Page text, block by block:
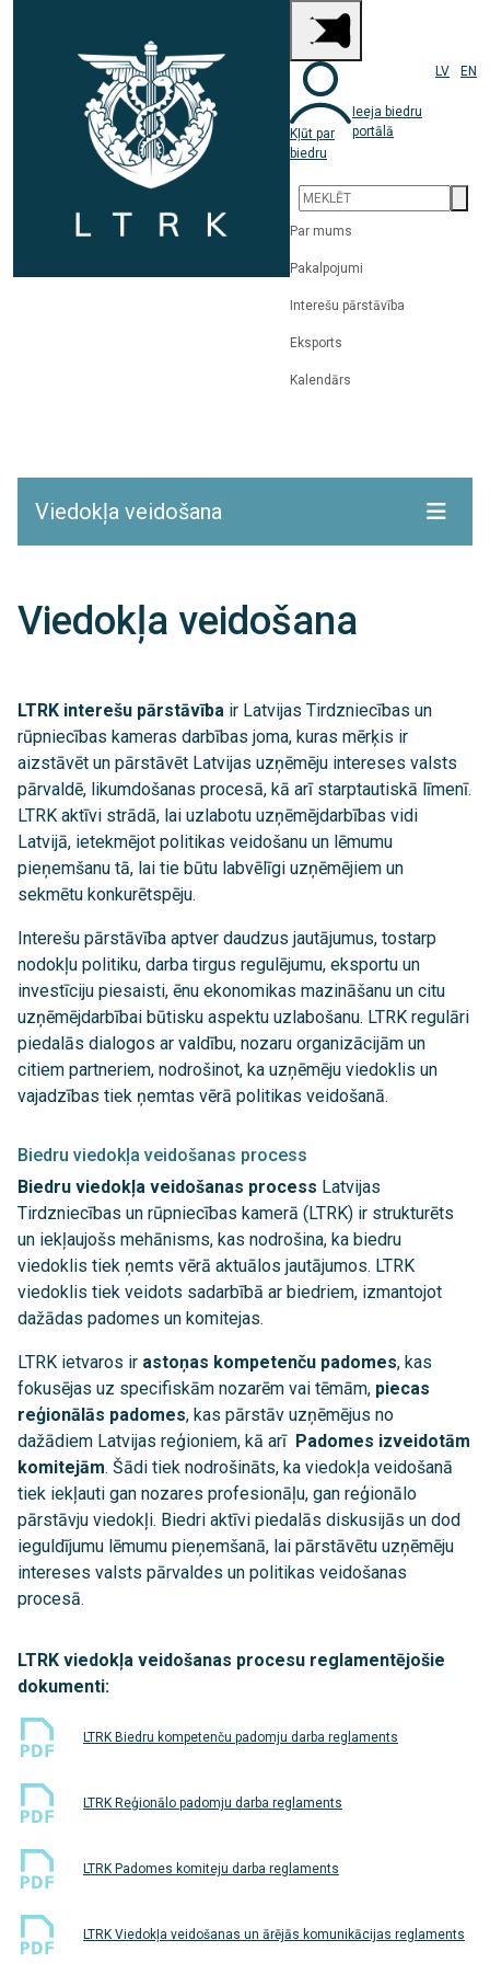
Kļūt par
biedru
Ieeja biedru
portālā
LV EN
Par mums
Pakalpojumi
Interešu pārstāvība
Eksports
Kalendārs
Viedokļa veidošana
Viedokļa veidošana
LTRK interešu pārstāvība ir Latvijas Tirdzniecības un
rūpniecības kameras darbības joma, kuras mērķis ir
aizstāvēt un pārstāvēt Latvijas uzņēmēju intereses valsts
pārvaldē, likumdošanas procesā, kā arī starptautiskā līmenī.
LTRK aktīvi strādā, lai uzlabotu uzņēmējdarbības vidi
Latvijā, ietekmējot politikas veidošanu un lēmumu
pieņemšanu tā, lai tie būtu labvēlīgi uzņēmējiem un
sekmētu konkurētspēju.
Interešu pārstāvība aptver daudzus jautājumus, tostarp
nodokļu politiku, darba tirgus regulējumu, eksportu un
investīciju piesaisti, ēnu ekonomikas mazināšanu un citu
uzņēmējdarbībai būtisku aspektu uzlabošanu. LTRK regulāri
piedalās dialogos ar valdību, nozaru organizācijām un
citiem partneriem, nodrošinot, ka uzņēmēju viedoklis un
vajadzības tiek ņemtas vērā politikas veidošanā.
Biedru viedokļa veidošanas process
Biedru viedokļa veidošanas process Latvijas
Tirdzniecības un rūpniecības kamerā (LTRK) ir strukturēts
un iekļaujošs mehānisms, kas nodrošina, ka biedru
viedoklis tiek ņemts vērā aktuālos jautājumos. LTRK
viedoklis tiek veidots sadarbībā ar biedriem, izmantojot
dažādas padomes un komitejas.
LTRK ietvaros ir astoņas kompetenču padomes, kas
fokusējas uz specifiskām nozarēm vai tēmām, piecas
reģionālās padomes, kas pārstāv uzņēmējus no
dažādiem Latvijas reģioniem, kā arī Padomes izveidotām
komitejām. Šādi tiek nodrošināts, ka viedokļa veidošanā
tiek iekļauti gan nozares profesionāļu, gan reģionālo
pārstāvju viedokļi. Biedri aktīvi piedalās diskusijās un dod
ieguldījumu lēmumu pieņemšanā, lai pārstāvētu uzņēmēju
intereses valsts pārvaldes un politikas veidošanas
procesā.
LTRK viedokļa veidošanas procesu reglamentējošie
dokumenti:
LTRK Biedru kompetenču padomju darba reglaments
LTRK Reģionālo padomju darba reglaments
LTRK Padomes komiteju darba reglaments
LTRK Viedokļa veidošanas un ārējās komunikācijas reglaments